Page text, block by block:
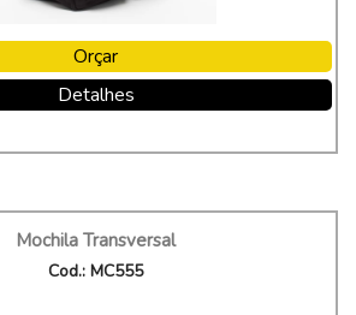
Orçar
Detalhes
Mochila Transversal
Cod.: MC555